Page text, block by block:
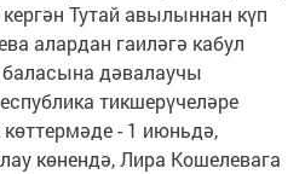
Тутай авылыннан күп
алардан гаиләгә кабул
дәвалаучы
тикшерүчеләре
көттермәде - 1 июньдә,
көнендә, Лира Кошелевага